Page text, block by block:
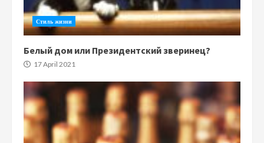
Стиль жизни
Белый дом или Президентский зверинец?
17 April 2021